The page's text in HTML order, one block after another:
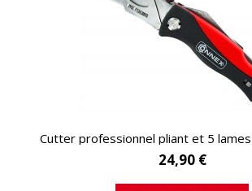
APERÇU RAPIDE
Cutter professionnel pliant et 5
24,90 €